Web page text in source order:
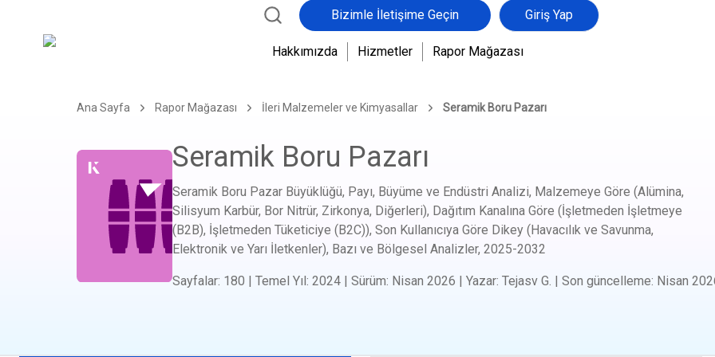
Bizimle İletişime Geçin Giriş Yap
Hakkımızda Hizmetler Rapor Mağazası
Ana Sayfa Rapor Mağazası İleri Malzemeler ve Kimyasallar Seramik Boru Pazarı
Seramik Boru Pazarı
Seramik Boru Pazar Büyüklüğü, Payı, Büyüme ve Endüstri Analizi, Malzemeye Göre (Alümina,
Silisyum Karbür, Bor Nitrür, Zirkonya, Diğerleri), Dağıtım Kanalına Göre (İşletmeden İşletmeye
(B2B), İşletmeden Tüketiciye (B2C)), Son Kullanıcıya Göre Dikey (Havacılık ve Savunma,
Elektronik ve Yarı İletkenler), Bazı ve Bölgesel Analizler, 2025-2032
Sayfalar: 180 | Temel Yıl: 2024 | Sürüm: Nisan 2026 | Yazar: Tejasv G. | Son güncelleme: Nisan